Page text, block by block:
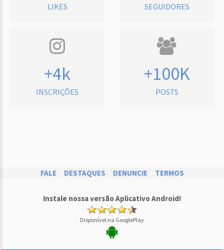
LIKES SEGUIDORES
+4k
INSCRIÇÕES
+100K
POSTS
FALE DESTAQUES DENUNCIE TERMOS
Instale nossa versão Aplicativo Android!
Disponível na GooglePlay